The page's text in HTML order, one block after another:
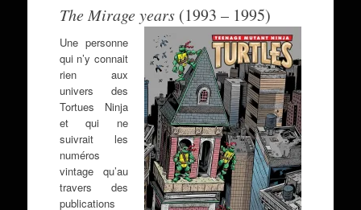
The Mirage years(1993 – 1995)
Une personne
qui n’y connait
rien aux
univers des
Tortues Ninja
et qui ne
suivrait les
numéros
vintage qu’au
travers des
publications